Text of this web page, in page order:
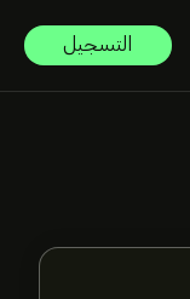
التسجيل